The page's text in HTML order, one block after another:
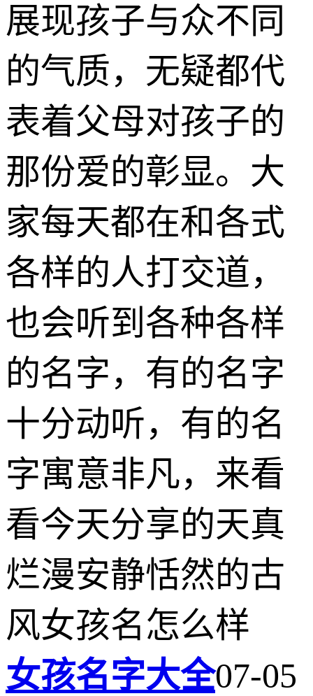
展现孩子与众不同
的气质，无疑都代
表着父母对孩子的
那份爱的彰显。大
家每天都在和各式
各样的人打交道，
也会听到各种各样
的名字，有的名字
十分动听，有的名
字寓意非凡，来看
看今天分享的天真
烂漫安静恬然的古
风女孩名怎么样
女孩名字大全07-05